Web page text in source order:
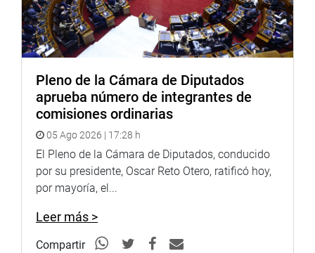
Pleno de la Cámara de Diputados
aprueba número de integrantes de
comisiones ordinarias
05 Ago 2026 | 17:28 h
El Pleno de la Cámara de Diputados, conducido
por su presidente, Oscar Reto Otero, ratificó hoy,
por mayoría, el...
Leer más >
Compartir